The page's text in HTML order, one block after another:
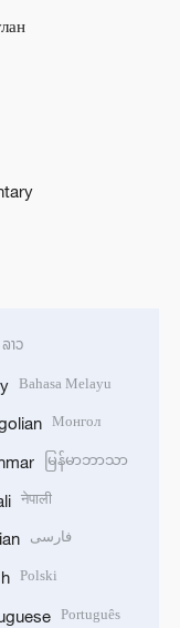
ລາວ
Bahasa Melayu
Монгол
မြန်မာဘာသာ
नेपाली
فارسی
Polski
Português